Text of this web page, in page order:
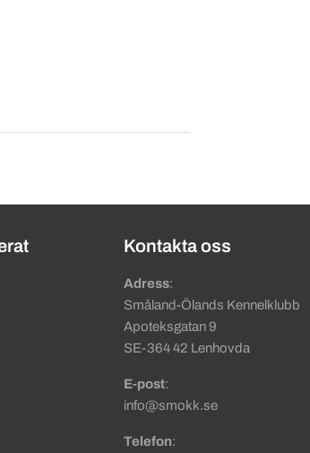
Kontakta oss
Adress:
Småland-Ölands Kennelklubb
Apoteksgatan 9
SE-364 42 Lenhovda
E-post:
info@smokk.se
Telefon: